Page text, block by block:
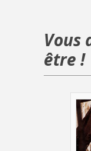
Vous
être !